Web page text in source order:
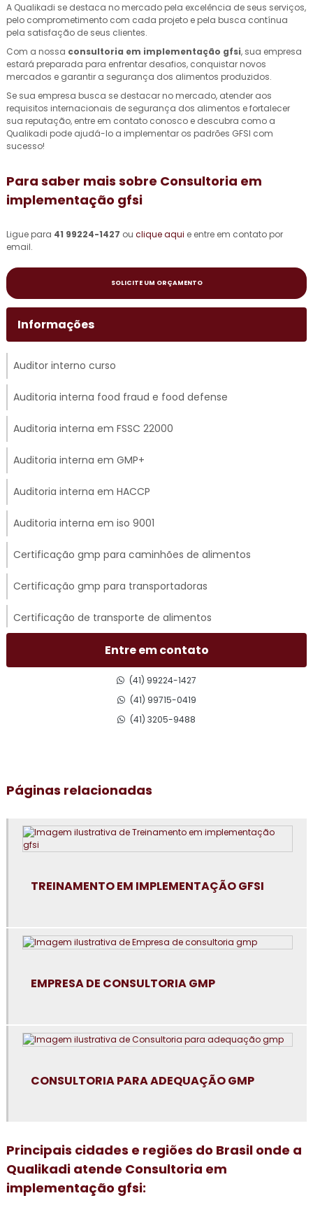
A Qualikadi se destaca no mercado pela excelência de seus serviços,
pelo comprometimento com cada projeto e pela busca contínua
pela satisfação de seus clientes.
Com a nossa consultoria em implementação gfsi, sua empresa
estará preparada para enfrentar desafios, conquistar novos
mercados e garantir a segurança dos alimentos produzidos.
Se sua empresa busca se destacar no mercado, atender aos
requisitos internacionais de segurança dos alimentos e fortalecer
sua reputação, entre em contato conosco e descubra como a
Qualikadi pode ajudá-lo a implementar os padrões GFSI com
sucesso!
Para saber mais sobre Consultoria em
implementação gfsi
Ligue para 41 99224-1427 ou clique aqui e entre em contato por
email.
SOLICITE UM ORÇAMENTO
Informações
Auditor interno curso
Auditoria interna food fraud e food defense
Auditoria interna em FSSC 22000
Auditoria interna em GMP+
Auditoria interna em HACCP
Auditoria interna em iso 9001
Certificação gmp para caminhões de alimentos
Certificação gmp para transportadoras
Certificação de transporte de alimentos
Certificado gmp para transporte rodoviário
Consultoria em acompanhamento de auditoria externa
Consultoria em adequação para acreditação na iso 17025
organizacional
Consultoria em auditoria de fornecedores
Consultoria em auditoria interna da norma FSSC 22000
Consultoria em boas práticas de fabricação
Consultoria em boas práticas em laboratórios
Consultoria em controle de alergênicos
Consultoria em cultura da segurança de alimentos e
qualidade
Consultoria em diagnóstico esg
Consultoria para elaboração do plano de HACCP APPCC
Entre em contato
(41) 99224-1427
(41) 99715-0419
(41) 3205-9488
Páginas relacionadas
TREINAMENTO EM IMPLEMENTAÇÃO GFSI
EMPRESA DE CONSULTORIA GMP
CONSULTORIA PARA ADEQUAÇÃO GMP
Principais cidades e regiões do Brasil onde a
Qualikadi atende Consultoria em
implementação gfsi: